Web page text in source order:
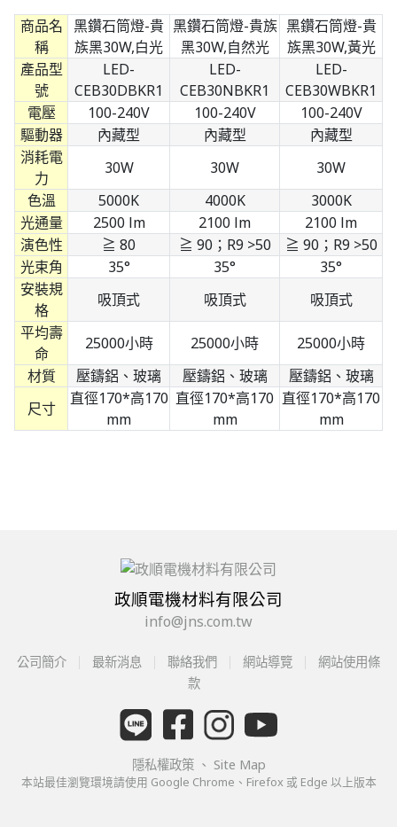
商品名
稱
黑鑽石筒燈-貴
族黑30W,白光
黑鑽石筒燈-貴族
黑30W,自然光
黑鑽石筒燈-貴
族黑30W,黃光
產品型
號
LED-
CEB30DBKR1
LED-
CEB30NBKR1
LED-
CEB30WBKR1
電壓
100-240V 100-240V
100-240V
驅動器
內藏型 內藏型
內藏型
消耗電
力
30W 30W
30W
色溫
5000K 4000K
3000K
光通量
2500 lm 2100 lm
2100 lm
演色性
≧ 80 ≧ 90；R9 >50
≧ 90；R9 >50
光束角
35° 35°
35°
安裝規
格
吸頂式 吸頂式
吸頂式
平均壽
命
25000小時 25000小時
25000小時
材質
壓鑄鋁、玻璃 壓鑄鋁、玻璃
壓鑄鋁、玻璃
尺寸
直徑170*高170
mm
直徑170*高170
mm
直徑170*高170
mm
政順電機材料有限公司
info@jns.com.tw
公司簡介 最新消息 聯絡我們 網站導覽
網站使用條
款
隱私權政策 、 Site Map
本站最佳瀏覽環境請使用 Google Chrome、Firefox 或 Edge 以上版本